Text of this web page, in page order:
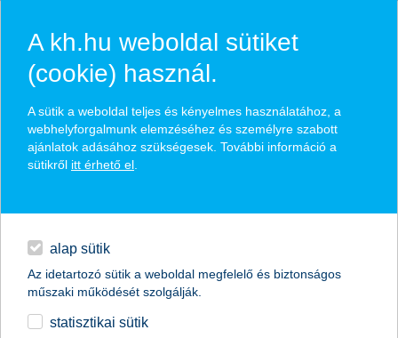
English
hírek és hivatalos
közzétételek
A kh.hu weboldal sütiket
(cookie) használ.
A sütik a weboldal teljes és kényelmes használatához, a
webhelyforgalmunk elemzéséhez és személyre szabott
ajánlatok adásához szükségesek. További információ a
sütikről itt érhető el
alap sütik
Az idetartozó sütik a weboldal megfelelő és biztonságos
műszaki működését szolgálják.
statisztikai sütik